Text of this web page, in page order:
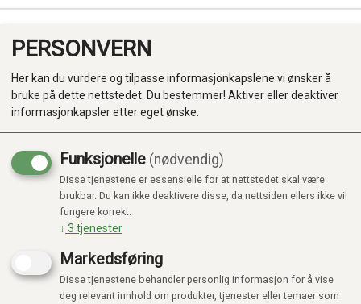
Produkter
Kategorier
PERSONVERN
Her kan du vurdere og tilpasse informasjonkapslene vi ønsker å
bruke på dette nettstedet. Du bestemmer! Aktiver eller deaktiver
informasjonkapsler etter eget ønske.
Funksjonelle (nødvendig)
Disse tjenestene er essensielle for at nettstedet skal være
brukbar. Du kan ikke deaktivere disse, da nettsiden ellers ikke vil
fungere korrekt.
↓ 3 tjenester
Markedsføring
Disse tjenestene behandler personlig informasjon for å vise
deg relevant innhold om produkter, tjenester eller temaer som